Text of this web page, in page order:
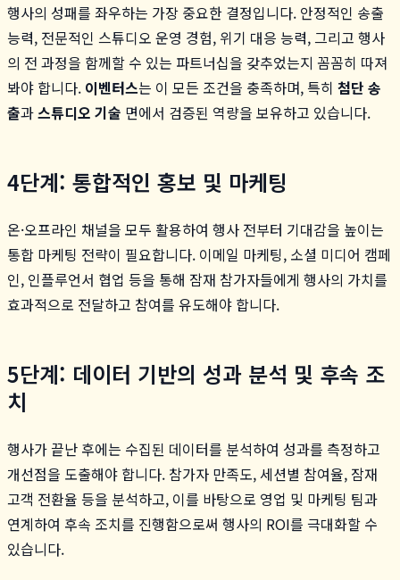
행사의 성패를 좌우하는 가장 중요한 결정입니다. 안정적인 송출
능력, 전문적인 스튜디오 운영 경험, 위기 대응 능력, 그리고 행사
의 전 과정을 함께할 수 있는 파트너십을 갖추었는지 꼼꼼히 따져
봐야 합니다. 이벤터스는 이 모든 조건을 충족하며, 특히 첨단 송
출과스튜디오 기술 면에서 검증된 역량을 보유하고 있습니다.
4단계: 통합적인 홍보 및 마케팅
온·오프라인 채널을 모두 활용하여 행사 전부터 기대감을 높이는
통합 마케팅 전략이 필요합니다. 이메일 마케팅, 소셜 미디어 캠페
인, 인플루언서 협업 등을 통해 잠재 참가자들에게 행사의 가치를
효과적으로 전달하고 참여를 유도해야 합니다.
5단계: 데이터 기반의 성과 분석 및 후속 조
치
행사가 끝난 후에는 수집된 데이터를 분석하여 성과를 측정하고
개선점을 도출해야 합니다. 참가자 만족도, 세션별 참여율, 잠재
고객 전환율 등을 분석하고, 이를 바탕으로 영업 및 마케팅 팀과
연계하여 후속 조치를 진행함으로써 행사의 ROI를 극대화할 수
있습니다.